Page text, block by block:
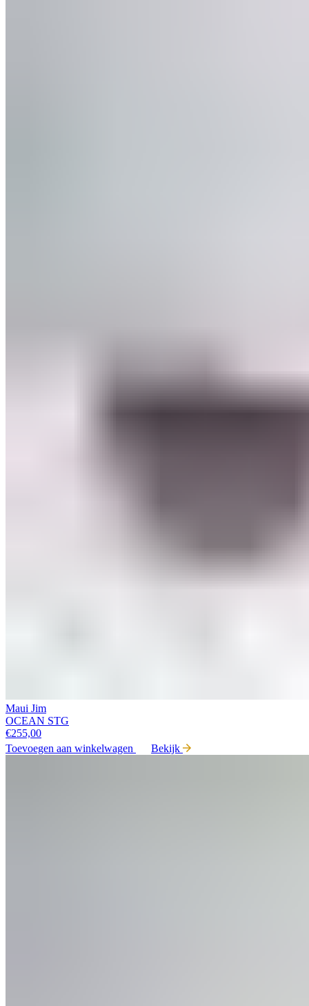
Maui Jim
OCEAN STG
€255,00
Toevoegen aan winkelwagen
Bekijk